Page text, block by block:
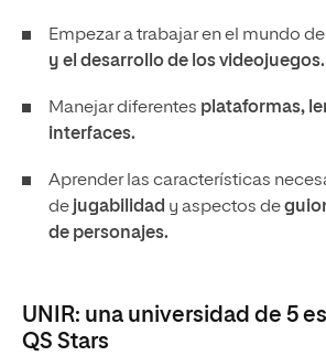
Empezar a trabajar en el mundo
y el desarrollo de los videojuegos.
Manejar diferentes plataformas,
interfaces.
Aprender las características
de jugabilidad y aspectos de
de personajes.
UNIR: una universidad de 5
QS Stars